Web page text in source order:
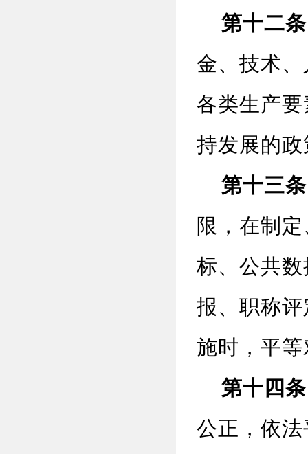
第十二条
金、技术
各类生产
持发展的政
第十三条
限，在制
标、公共
报、职称
施时，平
第十四条
公正，依